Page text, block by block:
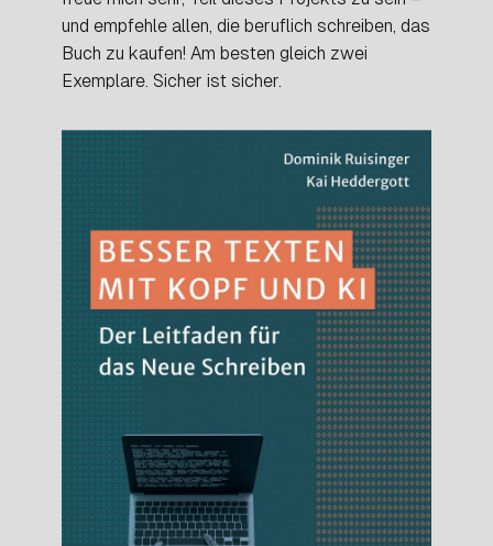
und empfehle allen, die beruflich schreiben, das
Buch zu kaufen! Am besten gleich zwei
Exemplare. Sicher ist sicher.